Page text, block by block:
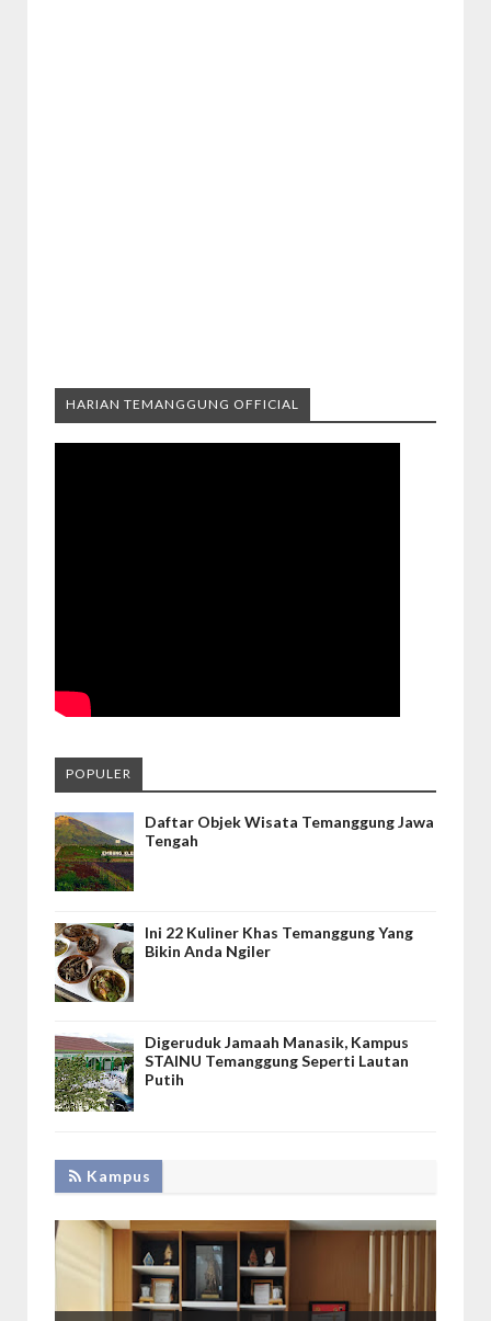
HARIAN TEMANGGUNG OFFICIAL
POPULER
Daftar Objek Wisata Temanggung Jawa
Tengah
Ini 22 Kuliner Khas Temanggung Yang
Bikin Anda Ngiler
Digeruduk Jamaah Manasik, Kampus
STAINU Temanggung Seperti Lautan
Putih
Kampus